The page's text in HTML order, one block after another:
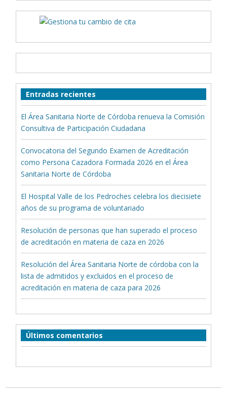
Entradas recientes
El Área Sanitaria Norte de Córdoba renueva la Comisión
Consultiva de Participación Ciudadana
Convocatoria del Segundo Examen de Acreditación
como Persona Cazadora Formada 2026 en el Área
Sanitaria Norte de Córdoba
El Hospital Valle de los Pedroches celebra los diecisiete
años de su programa de voluntariado
Resolución de personas que han superado el proceso
de acreditación en materia de caza en 2026
Resolución del Área Sanitaria Norte de córdoba con la
lista de admitidos y excluidos en el proceso de
acreditación en materia de caza para 2026
Últimos comentarios